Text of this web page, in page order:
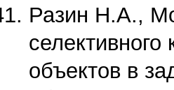
Разин Н.А.,
объектов в